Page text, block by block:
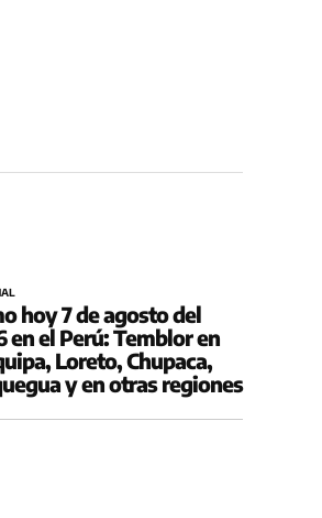
hoy 7 de agosto del
en el Perú: Temblor en
Loreto, Chupaca,
y en otras regiones